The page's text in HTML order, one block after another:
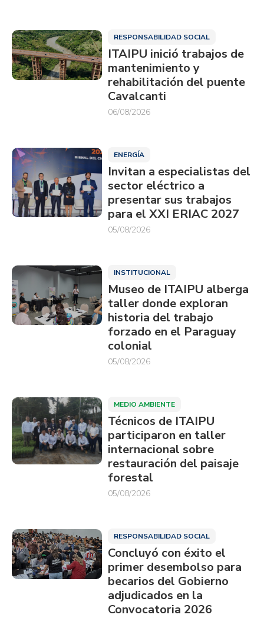
RESPONSABILIDAD SOCIAL
ITAIPU inició trabajos de
mantenimiento y
rehabilitación del puente
Cavalcanti
06/08/2026
ENERGÍA
Invitan a especialistas del
sector eléctrico a
presentar sus trabajos
para el XXI ERIAC 2027
05/08/2026
INSTITUCIONAL
Museo de ITAIPU alberga
taller donde exploran
historia del trabajo
forzado en el Paraguay
colonial
05/08/2026
MEDIO AMBIENTE
Técnicos de ITAIPU
participaron en taller
internacional sobre
restauración del paisaje
forestal
05/08/2026
RESPONSABILIDAD SOCIAL
Concluyó con éxito el
primer desembolso para
becarios del Gobierno
adjudicados en la
Convocatoria 2026